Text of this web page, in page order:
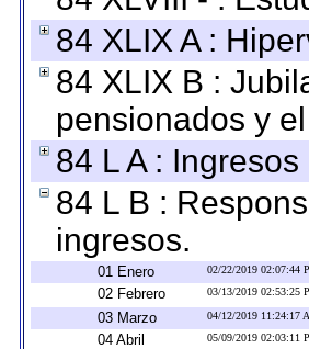
84 XLIX A :
84 XLIX B :
pensionados y
84 L A :
84 L B :
ingresos.
01 Enero 02/22/2019 02:07:44
02 Febrero 03/13/2019 02:53:25
03 Marzo 04/12/2019 11:24:17
04 Abril 05/09/2019 02:03:11